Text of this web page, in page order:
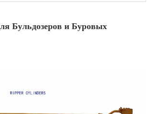
Бульдозеров и Буровых